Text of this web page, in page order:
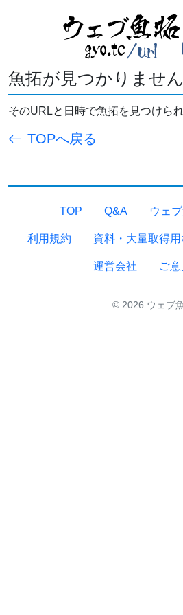
魚拓が見つかりません
そのURLと日時で魚拓を見つけら
TOPへ戻る
TOP Q&A ウェ
利用規約 資料・大量取得
運営会社 ご
© 2026 ウェブ